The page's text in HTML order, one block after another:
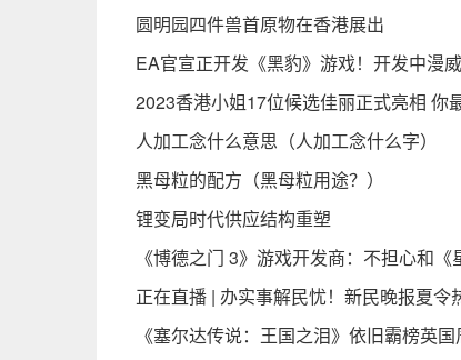
圆明园四件兽首原物在香港展出
EA官宣正开发《黑豹》游戏！开发中漫
2023香港小姐17位候选佳丽正式亮相 你
人加工念什么意思（人加工念什么字）
黑母粒的配方（黑母粒用途？）
锂变局时代供应结构重塑
《博德之门 3》游戏开发商：不担心和《
正在直播 | 办实事解民忧！新民晚报夏令
《塞尔达传说：王国之泪》依旧霸榜英